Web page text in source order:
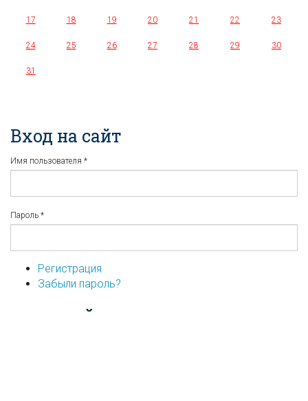
17 18 19 20 21 22 23
24 25 26 27 28 29 30
31
Вход на сайт
Имя пользователя *
Пароль *
Регистрация
Забыли пароль?
...или войдите используя